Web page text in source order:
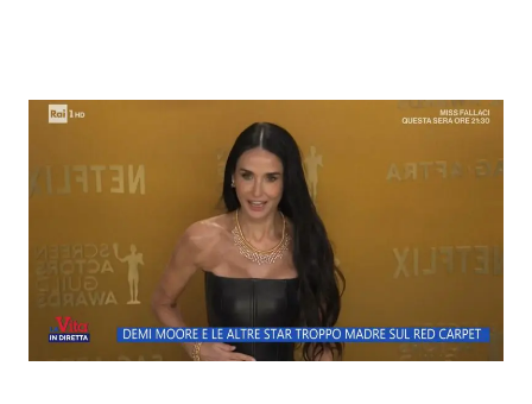
Benessere
Casa
Moda e Style
Mondo Mamma
Cucina e Ricette
Consigli di Cucina
Dolci
Le Ricette in TV